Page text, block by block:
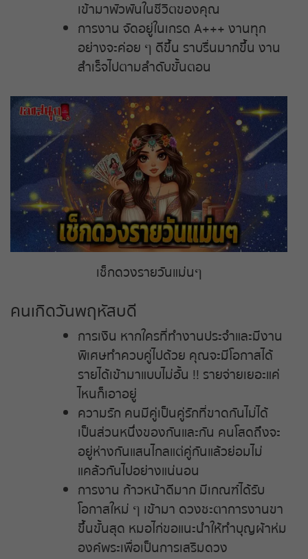
เข้ามาพัวพันในชีวิตของคุณ
การงาน จัดอยู่ในเกรด A+++ งานทุก
อย่างจะค่อย ๆ ดีขึ้น ราบรื่นมากขึ้น งาน
สำเร็จไปตามลำดับขั้นตอน
เช็กดวงรายวันแม่นๆ
คนเกิดวันพฤหัสบดี
การเงิน หากใครที่ทำงานประจำและมีงาน
พิเศษทำควบคู่ไปด้วย คุณจะมีโอกาสได้
รายได้เข้ามาแบบไม่อั้น !! รายจ่ายเยอะแค่
ไหนก็เอาอยู่
ความรัก คนมีคู่เป็นคู่รักที่ขาดกันไม่ได้
เป็นส่วนหนึ่งของกันและกัน คนโสดถึงจะ
อยู่ห่างกันแสนไกลแต่คู่กันแล้วย่อมไม่
แคล้วกันไปอย่างแน่นอน
การงาน ก้าวหน้าดีมาก มีเกณฑ์ได้รับ
โอกาสใหม่ ๆ เข้ามา ดวงชะตาการงานขา
ขึ้นขั้นสุด หมอไก่ขอแนะนำให้ทำบุญผ้าห่ม
องค์พระเพื่อเป็นการเสริมดวง